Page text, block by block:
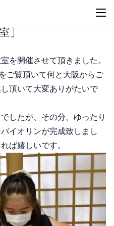
」
を開催させて頂きました。
をご覧頂いて何と大阪からご
頂いて大変ありがたいで
したが、その分、ゆったり
イオリンが完成致しまし
ば嬉しいです。